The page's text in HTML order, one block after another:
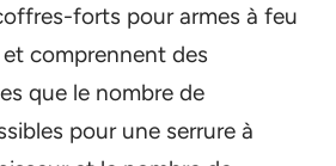
forts pour armes à feu
comprennent des
que le nombre de
pour une serrure à